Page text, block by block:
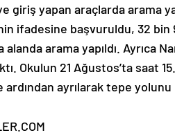
giriş yapan araçlarda arama
ifadesine başvuruldu, 32
arama yapıldı. Ayrıca
Okulun 21 Ağustos’ta saat
ardından ayrılarak tepe